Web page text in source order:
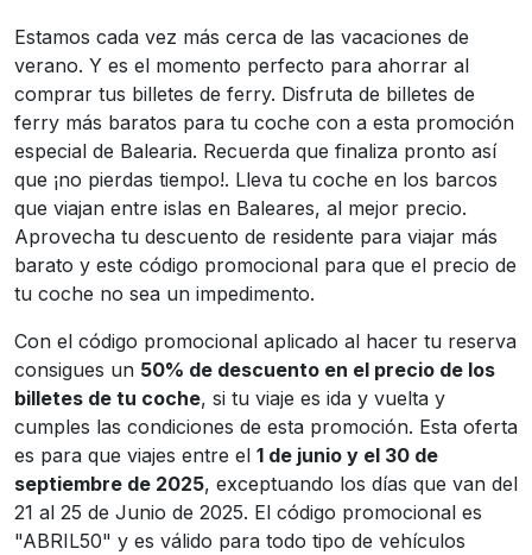
Estamos cada vez más cerca de las vacaciones de
verano. Y es el momento perfecto para ahorrar al
comprar tus billetes de ferry. Disfruta de billetes de
ferry más baratos para tu coche con a esta promoción
especial de Balearia. Recuerda que finaliza pronto así
que ¡no pierdas tiempo!. Lleva tu coche en los barcos
que viajan entre islas en Baleares, al mejor precio.
Aprovecha tu descuento de residente para viajar más
barato y este código promocional para que el precio de
tu coche no sea un impedimento.
Con el código promocional aplicado al hacer tu reserva
consigues un 50% de descuento en el precio de los
billetes de tu coche, si tu viaje es ida y vuelta y
cumples las condiciones de esta promoción. Esta oferta
es para que viajes entre el 1 de junio y el 30 de
septiembre de 2025, exceptuando los días que van del
21 al 25 de Junio de 2025. El código promocional es
"ABRIL50" y es válido para todo tipo de vehículos